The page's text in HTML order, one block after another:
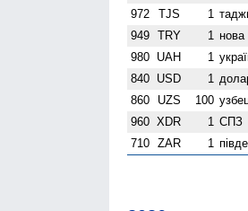
972 TJS 1
949 TRY 1 нова
980 UAH 1
840 USD 1
860 UZS 100
960 XDR 1 СПЗ
710 ZAR 1